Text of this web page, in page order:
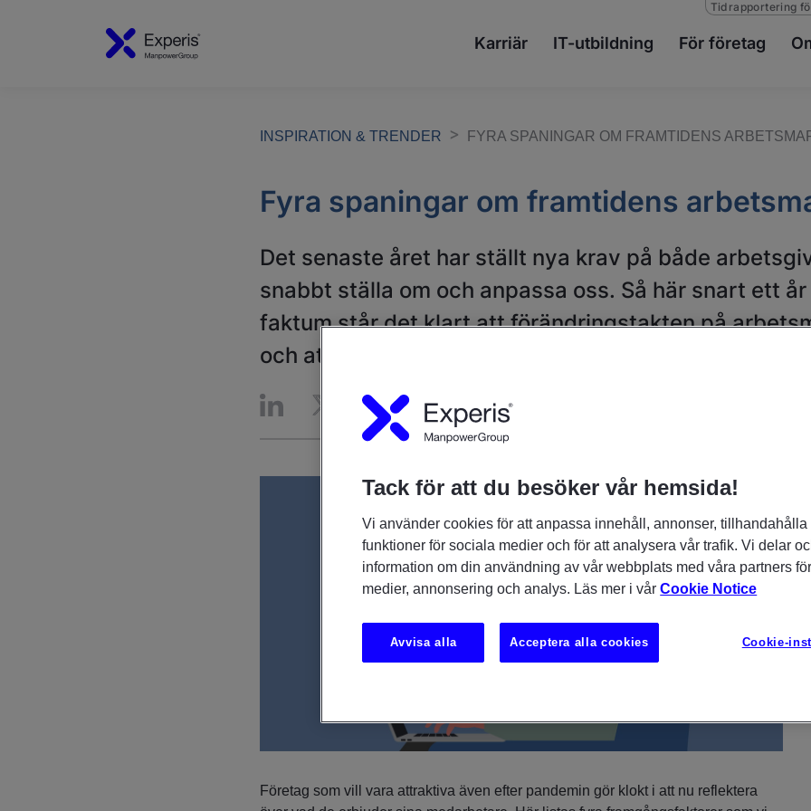
Karriär IT-utbildning För företag
Tidrapportering
INSPIRATION & TRENDER FYRA SPANINGAR OM FRAMTIDENS
Fyra spaningar om framtidens
Det senaste året har ställt nya krav på både
snabbt ställa om och anpassa oss. Så här snart ett
faktum står det klart att förändringstakten på
och att en del av de ändringar vi sett kommer att
Företag som vill vara attraktiva även efter pandemin gör klokt i att nu reflektera
Tack för att du besöker vår hemsida!
Vi använder cookies för att anpassa innehåll, annonser, tillhandahålla
funktioner för sociala medier och för att analysera vår trafik. Vi delar
information om din användning av vår webbplats med våra partners
medier, annonsering och analys. Läs mer i vårCookie Notice
Cookie-
Avvisa alla Acceptera alla cookies